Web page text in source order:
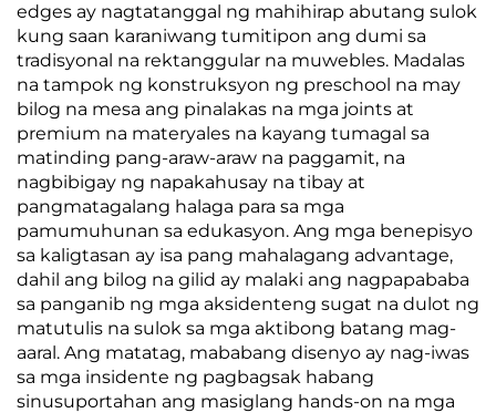
edges ay nagtatanggal ng mahihirap abutang sulok
kung saan karaniwang tumitipon ang dumi sa
tradisyonal na rektanggular na muwebles. Madalas
na tampok ng konstruksyon ng preschool na may
bilog na mesa ang pinalakas na mga joints at
premium na materyales na kayang tumagal sa
matinding pang-araw-araw na paggamit, na
nagbibigay ng napakahusay na tibay at
pangmatagalang halaga para sa mga
pamumuhunan sa edukasyon. Ang mga benepisyo
sa kaligtasan ay isa pang mahalagang advantage,
dahil ang bilog na gilid ay malaki ang nagpapababa
sa panganib ng mga aksidenteng sugat na dulot ng
matutulis na sulok sa mga aktibong batang mag-
aaral. Ang matatag, mababang disenyo ay nag-iwas
sa mga insidente ng pagbagsak habang
sinusuportahan ang masiglang hands-on na mga